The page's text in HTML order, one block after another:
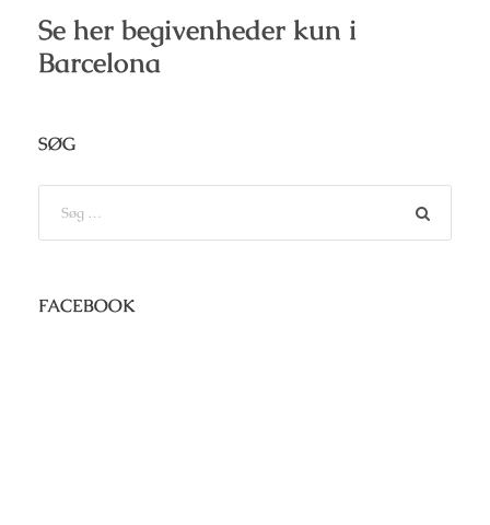
Se her begivenheder kun i
Barcelona
SØG
FACEBOOK